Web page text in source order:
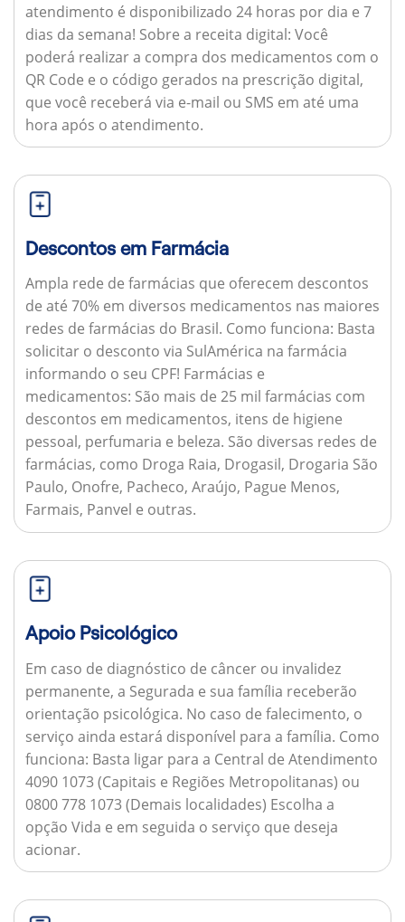
atendimento é disponibilizado 24 horas por dia e 7
dias da semana! Sobre a receita digital: Você
poderá realizar a compra dos medicamentos com o
QR Code e o código gerados na prescrição digital,
que você receberá via e-mail ou SMS em até uma
hora após o atendimento.
Descontos em Farmácia
Ampla rede de farmácias que oferecem descontos
de até 70% em diversos medicamentos nas maiores
redes de farmácias do Brasil. Como funciona: Basta
solicitar o desconto via SulAmérica na farmácia
informando o seu CPF! Farmácias e
medicamentos: São mais de 25 mil farmácias com
descontos em medicamentos, itens de higiene
pessoal, perfumaria e beleza. São diversas redes de
farmácias, como Droga Raia, Drogasil, Drogaria São
Paulo, Onofre, Pacheco, Araújo, Pague Menos,
Farmais, Panvel e outras.
Apoio Psicológico
Em caso de diagnóstico de câncer ou invalidez
permanente, a Segurada e sua família receberão
orientação psicológica. No caso de falecimento, o
serviço ainda estará disponível para a família. Como
funciona: Basta ligar para a Central de Atendimento
4090 1073 (Capitais e Regiões Metropolitanas) ou
0800 778 1073 (Demais localidades) Escolha a
opção Vida e em seguida o serviço que deseja
acionar.